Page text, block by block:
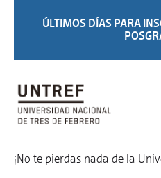
ÚLTIMOS DÍAS PARA
¡No te pierdas nada de la